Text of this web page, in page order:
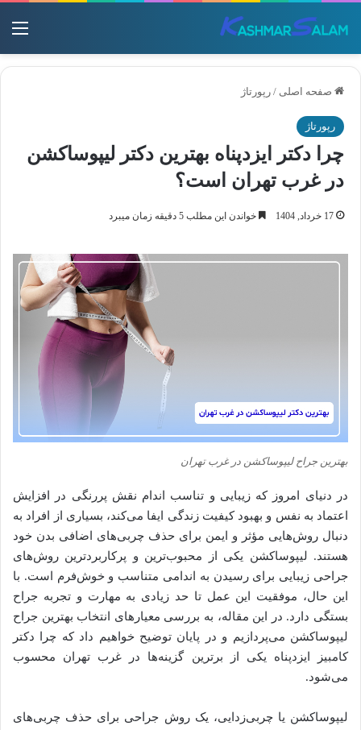
صفحه اصلی / رپورتاژ
رپورتاژ
چرا دکتر ایزدپناه بهترین دکتر لیپوساکشن
در غرب تهران است؟
17 خرداد, 1404 خواندن این مطلب 5 دقیقه زمان میبرد
بهترین جراح لیپوساکشن در غرب تهران
در دنیای امروز که زیبایی و تناسب اندام نقش پررنگی در افزایش
اعتماد به نفس و بهبود کیفیت زندگی ایفا می‌کند، بسیاری از افراد به
دنبال روش‌هایی مؤثر و ایمن برای حذف چربی‌های اضافی بدن خود
هستند. لیپوساکشن یکی از محبوب‌ترین و پرکاربردترین روش‌های
جراحی زیبایی برای رسیدن به اندامی متناسب و خوش‌فرم است. با
این حال، موفقیت این عمل تا حد زیادی به مهارت و تجربه جراح
بستگی دارد. در این مقاله، به بررسی معیارهای انتخاب بهترین جراح
لیپوساکشن می‌پردازیم و در پایان توضیح خواهیم داد که چرا دکتر
کامبیز ایزدپناه یکی از برترین گزینه‌ها در غرب تهران محسوب
می‌شود.
لیپوساکشن یا چربی‌زدایی، یک روش جراحی برای حذف چربی‌های